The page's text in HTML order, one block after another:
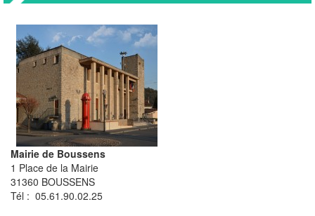
Mairie de Boussens
1 Place de la Mairie
31360 BOUSSENS
Tél : 05.61.90.02.25